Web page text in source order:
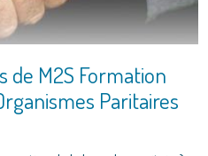
de M2S Formation
Paritaires